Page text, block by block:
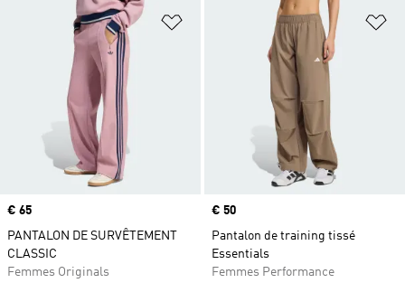
Ajouter à la Liste de produits
Prix
€ 65
PANTALON DE SURVÊTEMENT
CLASSIC
Femmes Originals
Prix
€ 50
Pantalon de training tissé
Essentials
Femmes Performance